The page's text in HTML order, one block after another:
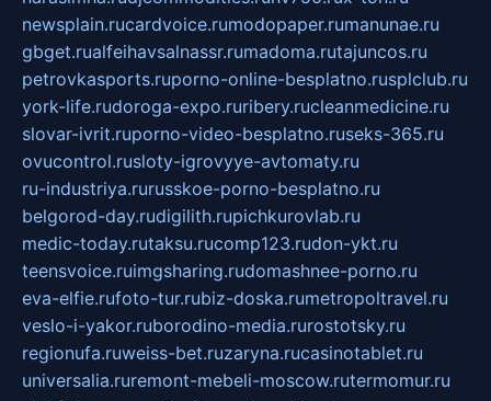
newsplain.rucardvoice.rumodopaper.rumanunae.ru
gbget.rualfeihavsalnassr.rumadoma.rutajuncos.ru
petrovkasports.ruporno-online-besplatno.rusplclub.ru
york-life.rudoroga-expo.ruribery.rucleanmedicine.ru
slovar-ivrit.ruporno-video-besplatno.ruseks-365.ru
ovucontrol.rusloty-igrovyye-avtomaty.ru
ru-industriya.rurusskoe-porno-besplatno.ru
belgorod-day.rudigilith.rupichkurovlab.ru
medic-today.rutaksu.rucomp123.rudon-ykt.ru
teensvoice.ruimgsharing.rudomashnee-porno.ru
eva-elfie.rufoto-tur.rubiz-doska.rumetropoltravel.ru
veslo-i-yakor.ruborodino-media.rurostotsky.ru
regionufa.ruweiss-bet.ruzaryna.rucasinotablet.ru
universalia.ruremont-mebeli-moscow.rutermomur.ru